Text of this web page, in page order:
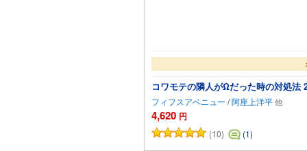
コワモテの隣人がΩだった時の対処法
フィフスアベニュー /阿座上洋平
4,620 円
(10) (1)